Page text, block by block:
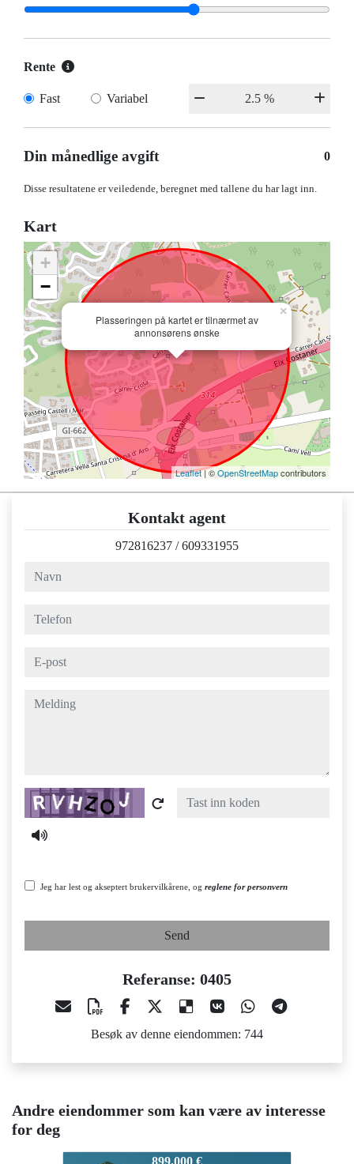
Rente
Fast Variabel
Din månedlige avgift 0
Disse resultatene er veiledende, beregnet med tallene du har lagt inn.
Kart
Plasseringen på kartet er tilnærmet av
annonsørens ønske
×
+
−
Leaflet| ©OpenStreetMapcontributors
Kontakt agent
972816237 /609331955
navn
telefon
e-post
melding
Captcha
Jeg har lest og akseptert brukervilkårene, og reglene for personvern
Send
Referanse: 0405
Besøk av denne eiendommen: 744
Andre eiendommer som kan være av interesse
for deg